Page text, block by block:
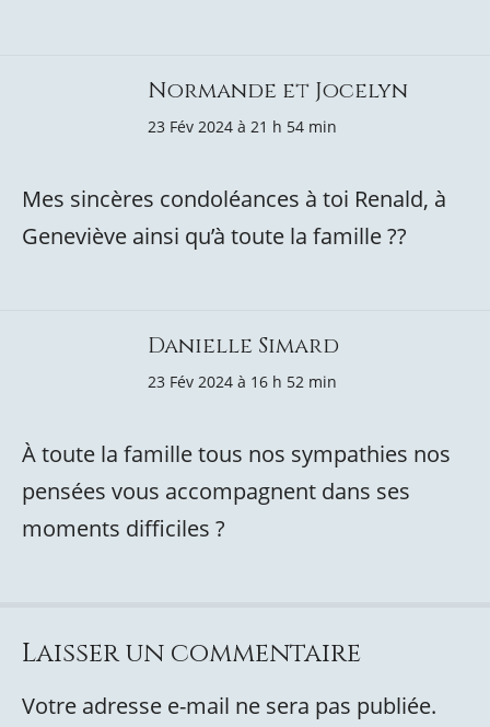
Normande et Jocelyn
23 Fév 2024 à 21 h 54 min
Mes sincères condoléances à toi Renald, à
Geneviève ainsi qu’à toute la famille ??
Danielle Simard
23 Fév 2024 à 16 h 52 min
À toute la famille tous nos sympathies nos
pensées vous accompagnent dans ses
moments difficiles ?
Laisser un commentaire
Votre adresse e-mail ne sera pas publiée.